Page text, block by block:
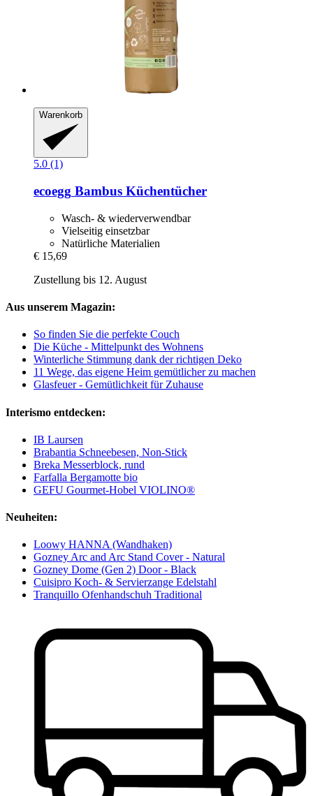
Warenkorb
5.0 (1)
ecoegg Bambus Küchentücher
Wasch- & wiederverwendbar
Vielseitig einsetzbar
Natürliche Materialien
€ 15,69
Zustellung bis 12. August
Aus unserem Magazin:
So finden Sie die perfekte Couch
Die Küche - Mittelpunkt des Wohnens
Winterliche Stimmung dank der richtigen Deko
11 Wege, das eigene Heim gemütlicher zu machen
Glasfeuer - Gemütlichkeit für Zuhause
Interismo entdecken:
IB Laursen
Brabantia Schneebesen, Non-Stick
Breka Messerblock, rund
Farfalla Bergamotte bio
GEFU Gourmet-Hobel VIOLINO®
Neuheiten:
Loowy HANNA (Wandhaken)
Gozney Arc and Arc Stand Cover - Natural
Gozney Dome (Gen 2) Door - Black
Cuisipro Koch- & Servierzange Edelstahl
Tranquillo Ofenhandschuh Traditional